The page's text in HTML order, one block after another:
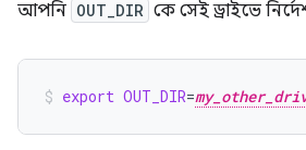
আপনি OUT_DIR কে সেই ড্রাইভে
export OUT_DIR=